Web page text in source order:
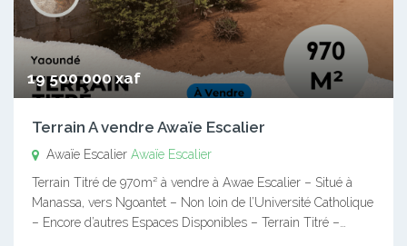
19 500 000 xaf
Terrain A vendre Awaïe Escalier
Awaïe Escalier Awaïe Escalier
Terrain Titré de 970m² à vendre à Awae Escalier – Situé à
Manassa, vers Ngoantet – Non loin de l’Université Catholique
– Encore d’autres Espaces Disponibles – Terrain Titré –…